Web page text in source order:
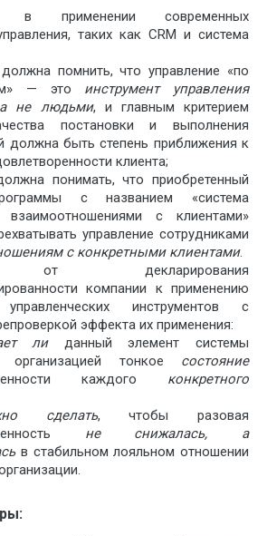
в применении современных
таких как CRM и система
помнить, что управление «по
— это инструмент управления
а не людьми, и главным критерием
постановки и выполнения
должна быть степень приближения к
клиента;
понимать, что приобретенный
с названием «система
взаимоотношениями с клиентами»
управление сотрудниками
с конкретными клиентами.
от декларирования
компании к применению
инструментов с
эффекта их применения:
лиданный элемент системы
организацией тонкое состояние
каждого конкретного
сделать, чтобы разовая
не снижалась, а
в стабильном лояльном отношении